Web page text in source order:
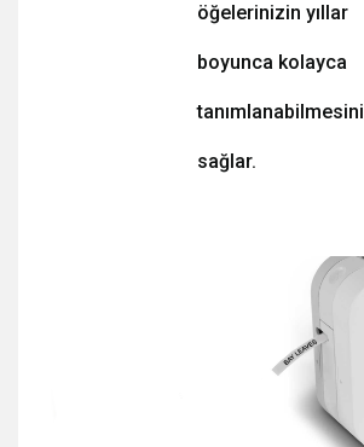
öğelerinizin yıllar
boyunca kolayca
tanımlanabilmesini
sağlar.